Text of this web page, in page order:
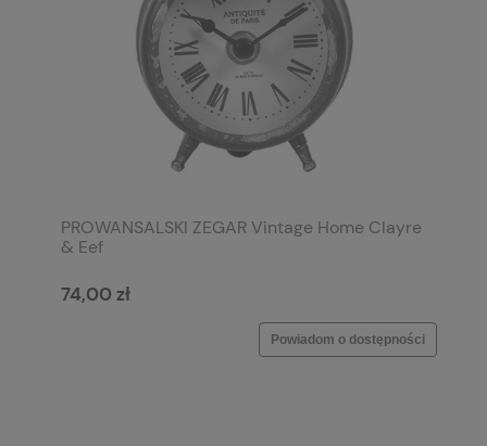
PROWANSALSKI ZEGAR Vintage Home Clayre
& Eef
74,00 zł
Powiadom o dostępności